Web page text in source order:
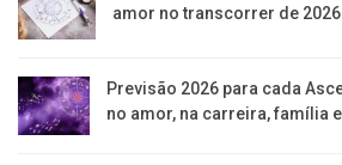
amor no transcorrer de 2026
Previsão 2026 para cada
no amor, na carreira, família